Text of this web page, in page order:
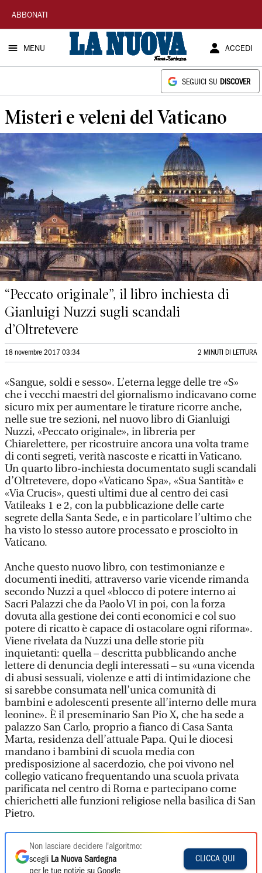
La
Nuova
Sardegna
ABBONATI
MENU ACCEDI
SEGUICI SU DISCOVER
Misteri e veleni del Vaticano
“Peccato originale”, il libro inchiesta di
Gianluigi Nuzzi sugli scandali
d’Oltretevere
18 novembre 2017 03:34 2 MINUTI DI LETTURA
«Sangue, soldi e sesso». L’eterna legge delle tre «S»
che i vecchi maestri del giornalismo indicavano come
sicuro mix per aumentare le tirature ricorre anche,
nelle sue tre sezioni, nel nuovo libro di Gianluigi
Nuzzi, «Peccato originale», in libreria per
Chiarelettere, per ricostruire ancora una volta trame
di conti segreti, verità nascoste e ricatti in Vaticano.
Un quarto libro-inchiesta documentato sugli scandali
d’Oltretevere, dopo «Vaticano Spa», «Sua Santità» e
«Via Crucis», questi ultimi due al centro dei casi
Vatileaks 1 e 2, con la pubblicazione delle carte
segrete della Santa Sede, e in particolare l’ultimo che
ha visto lo stesso autore processato e prosciolto in
Vaticano.
Anche questo nuovo libro, con testimonianze e
documenti inediti, attraverso varie vicende rimanda
secondo Nuzzi a quel «blocco di potere interno ai
Sacri Palazzi che da Paolo VI in poi, con la forza
dovuta alla gestione dei conti economici e col suo
potere di ricatto è capace di ostacolare ogni riforma».
Viene rivelata da Nuzzi una delle storie più
inquietanti: quella – descritta pubblicando anche
lettere di denuncia degli interessati – su «una vicenda
di abusi sessuali, violenze e atti di intimidazione che
si sarebbe consumata nell’unica comunità di
bambini e adolescenti presente all’interno delle mura
leonine». È il preseminario San Pio X, che ha sede a
palazzo San Carlo, proprio a fianco di Casa Santa
Marta, residenza dell’attuale Papa. Qui le diocesi
mandano i bambini di scuola media con
predisposizione al sacerdozio, che poi vivono nel
collegio vaticano frequentando una scuola privata
parificata nel centro di Roma e partecipano come
chierichetti alle funzioni religiose nella basilica di San
Pietro.
Non lasciare decidere l'algoritmo:
scegli La Nuova Sardegna
per le tue notizie su Google
CLICCA QUI